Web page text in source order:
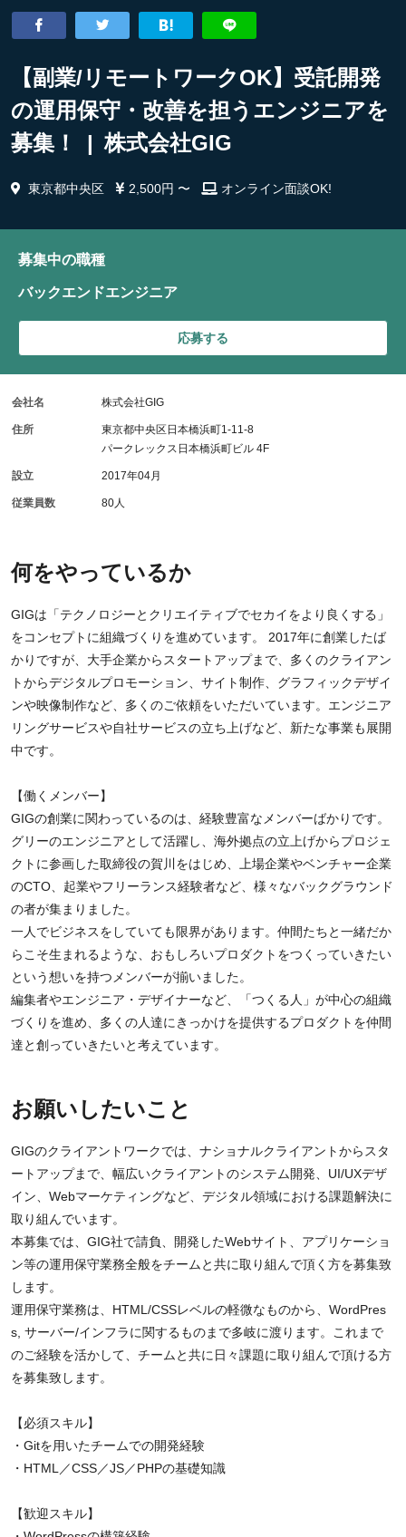
【副業/リモートワークOK】受託開発
の運用保守・改善を担うエンジニアを
募集！ | 株式会社GIG
東京都中央区 2,500円 〜 オンライン面談OK!
何をやっているか
GIGは「テクノロジーとクリエイティブでセカイをより良くする」
をコンセプトに組織づくりを進めています。 2017年に創業したば
かりですが、大手企業からスタートアップまで、多くのクライアン
トからデジタルプロモーション、サイト制作、グラフィックデザイ
ンや映像制作など、多くのご依頼をいただいています。エンジニア
リングサービスや自社サービスの立ち上げなど、新たな事業も展開
中です。
【働くメンバー】
GIGの創業に関わっているのは、経験豊富なメンバーばかりです。
グリーのエンジニアとして活躍し、海外拠点の立上げからプロジェ
クトに参画した取締役の賀川をはじめ、上場企業やベンチャー企業
のCTO、起業やフリーランス経験者など、様々なバックグラウンド
の者が集まりました。
一人でビジネスをしていても限界があります。仲間たちと一緒だか
らこそ生まれるような、おもしろいプロダクトをつくっていきたい
という想いを持つメンバーが揃いました。
編集者やエンジニア・デザイナーなど、「つくる人」が中心の組織
づくりを進め、多くの人達にきっかけを提供するプロダクトを仲間
達と創っていきたいと考えています。
お願いしたいこと
GIGのクライアントワークでは、ナショナルクライアントからスタ
ートアップまで、幅広いクライアントのシステム開発、UI/UXデザ
イン、Webマーケティングなど、デジタル領域における課題解決に
取り組んでいます。
本募集では、GIG社で請負、開発したWebサイト、アプリケーショ
ン等の運用保守業務全般をチームと共に取り組んで頂く方を募集致
します。
運用保守業務は、HTML/CSSレベルの軽微なものから、WordPres
s, サーバー/インフラに関するものまで多岐に渡ります。これまで
のご経験を活かして、チームと共に日々課題に取り組んで頂ける方
を募集致します。
【必須スキル】
・Gitを用いたチームでの開発経験
・HTML／CSS／JS／PHPの基礎知識
【歓迎スキル】
募集中の職種
バックエンドエンジニア
応募する
会社名 株式会社GIG
住所
東京都中央区日本橋浜町1-11-8
パークレックス日本橋浜町ビル 4F
設立 2017年04月
従業員数 80人